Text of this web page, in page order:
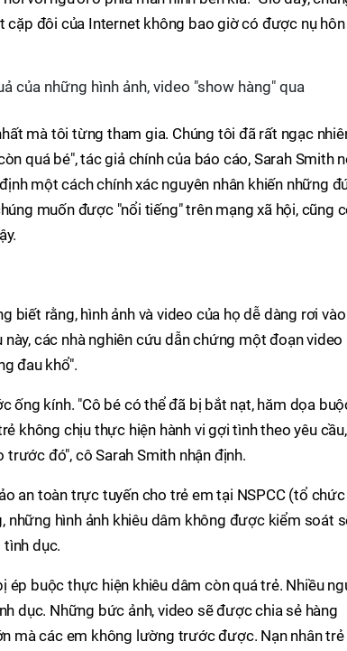
đôi của Internet không bao giờ có được nụ hôn
của những hình ảnh, video "show hàng" qua
mà tôi từng tham gia. Chúng tôi đã rất ngạc
quá bé", tác giả chính của báo cáo, Sarah Smith
một cách chính xác nguyên nhân khiến những
muốn được "nổi tiếng" trên mạng xã hội, cũng
biết rằng, hình ảnh và video của họ dễ dàng rơi vào
các nhà nghiên cứu dẫn chứng một đoạn video
đau khổ".
ống kính. "Cô bé có thể đã bị bắt nạt, hăm dọa
không chịu thực hiện hành vi gợi tình theo yêu
đó", cô Sarah Smith nhận định.
an toàn trực tuyến cho trẻ em tại NSPCC (tổ chức
những hình ảnh khiêu dâm không được kiểm soát
tình dục.
buộc thực hiện khiêu dâm còn quá trẻ. Nhiều
dục. Những bức ảnh, video sẽ được chia sẻ hàng
mà các em không lường trước được. Nạn nhân trẻ